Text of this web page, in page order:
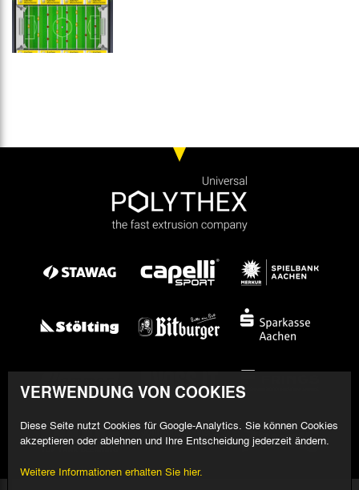
VERWENDUNG VON COOKIES
Diese Seite nutzt Cookies für Google-Analytics. Sie können Cookies
akzeptieren oder ablehnen und Ihre Entscheidung jederzeit ändern.
Weitere Informationen erhalten Sie hier.